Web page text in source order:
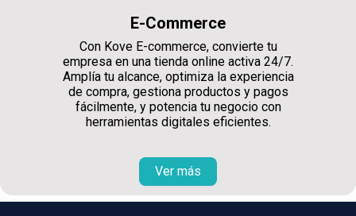
E-Commerce
Con Kove E-commerce, convierte tu
empresa en una tienda online activa 24/7.
Amplía tu alcance, optimiza la experiencia
de compra, gestiona productos y pagos
fácilmente, y potencia tu negocio con
herramientas digitales eficientes.
Ver más